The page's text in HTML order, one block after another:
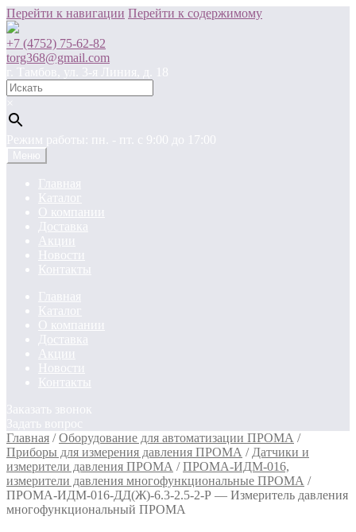
Перейти к навигации Перейти к содержимому
+7 (4752) 75-62-82
torg368@gmail.com
г. Тамбов, ул. 3-я Линия, д. 18
×
Режим работы: пн. - пт. c 9:00 до 17:00
Меню
Главная
Каталог
О компании
Доставка
Акции
Новости
Контакты
Главная
Каталог
О компании
Доставка
Акции
Новости
Контакты
Заказать звонок
Задать вопрос
Главная /Оборудование для автоматизации ПРОМА /
Приборы для измерения давления ПРОМА / Датчики и
измерители давления ПРОМА /ПРОМА-ИДМ-016,
измерители давления многофункциональные ПРОМА /
ПРОМА-ИДМ-016-ДД(Ж)-6.3-2.5-2-Р — Измеритель давления
многофункциональный ПРОМА